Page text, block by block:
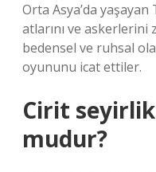
Orta Asya’da
atlarını ve askerlerini
bedensel ve ruhsal
oyununu icat ettiler.
Cirit
mudur?